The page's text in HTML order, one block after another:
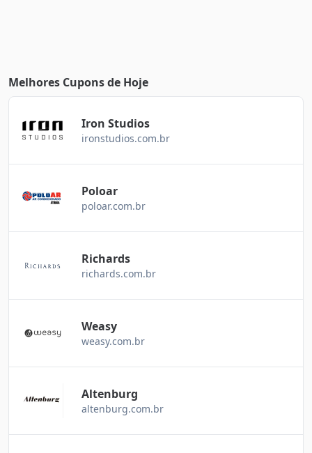
Melhores Cupons de Hoje
Iron Studios
ironstudios.com.br
Poloar
poloar.com.br
Richards
richards.com.br
Weasy
weasy.com.br
Altenburg
altenburg.com.br